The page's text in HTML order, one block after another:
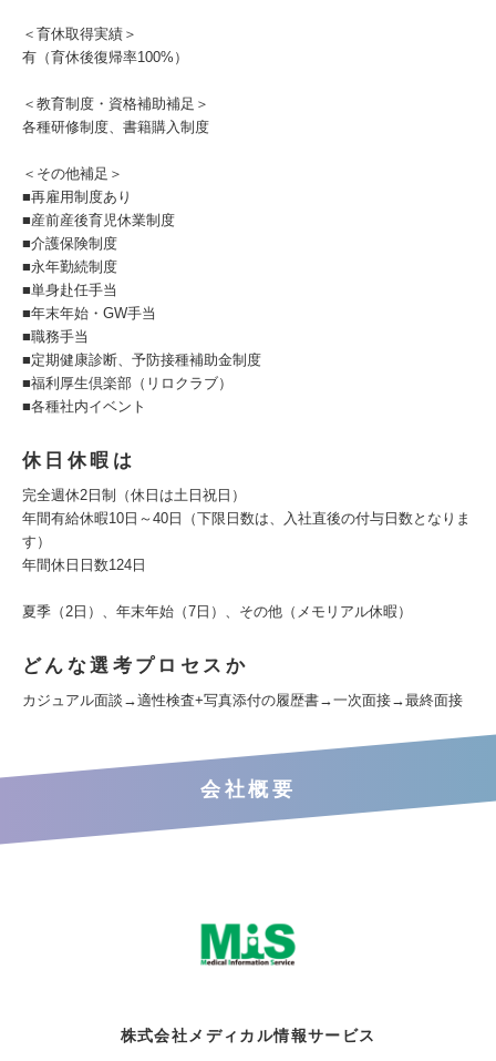
＜育休取得実績＞
有（育休後復帰率100%）
＜教育制度・資格補助補足＞
各種研修制度、書籍購入制度
＜その他補足＞
■再雇用制度あり
■産前産後育児休業制度
■介護保険制度
■永年勤続制度
■単身赴任手当
■年末年始・GW手当
■職務手当
■定期健康診断、予防接種補助金制度
■福利厚生倶楽部（リロクラブ）
■各種社内イベント
休日休暇は
完全週休2日制（休日は土日祝日）
年間有給休暇10日～40日（下限日数は、入社直後の付与日数となりま
す）
年間休日日数124日
夏季（2日）、年末年始（7日）、その他（メモリアル休暇）
どんな選考プロセスか
カジュアル面談→適性検査+写真添付の履歴書→一次面接→最終面接
会社概要
株式会社メディカル情報サービス